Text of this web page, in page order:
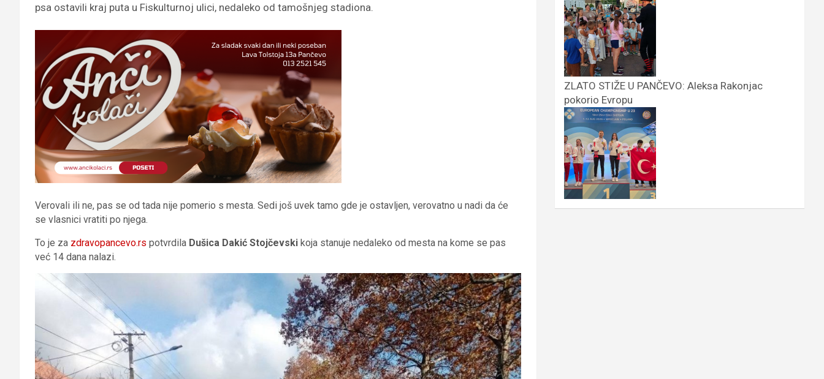
psa ostavili kraj puta u Fiskulturnoj ulici, nedaleko od tamošnjeg stadiona.
Verovali ili ne, pas se od tada nije pomerio s mesta. Sedi još uvek tamo gde je ostavljen, verovatno u nadi da će
se vlasnici vratiti po njega.
To je za zdravopancevo.rs potvrdila Dušica Dakić Stojčevski koja stanuje nedaleko od mesta na kome se pas
već 14 dana nalazi.
ZLATO STIŽE U PANČEVO: Aleksa Rakonjac
pokorio Evropu